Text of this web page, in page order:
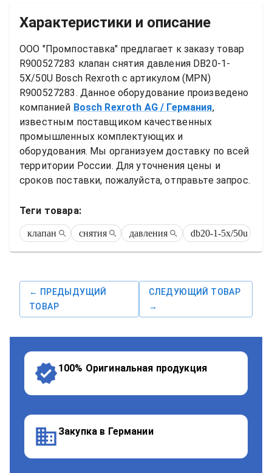
Характеристики и описание
ООО "Промпоставка" предлагает к заказу товар
R900527283 клапан снятия давления DB20-1-
5X/50U Bosch Rexroth
с артикулом (MPN)
R900527283. Данное оборудование произведено
компанией Bosch Rexroth AG / Германия,
известным поставщиком качественных
промышленных комплектующих и
оборудования. Мы организуем доставку по всей
территории России. Для уточнения цены и
сроков поставки, пожалуйста, отправьте запрос.
Теги товара:
клапан снятия давления db20-1-5x/50u
← ПРЕДЫДУЩИЙ
ТОВАР
СЛЕДУЮЩИЙ ТОВАР
→
100% Оригинальная продукция
Закупка в Германии